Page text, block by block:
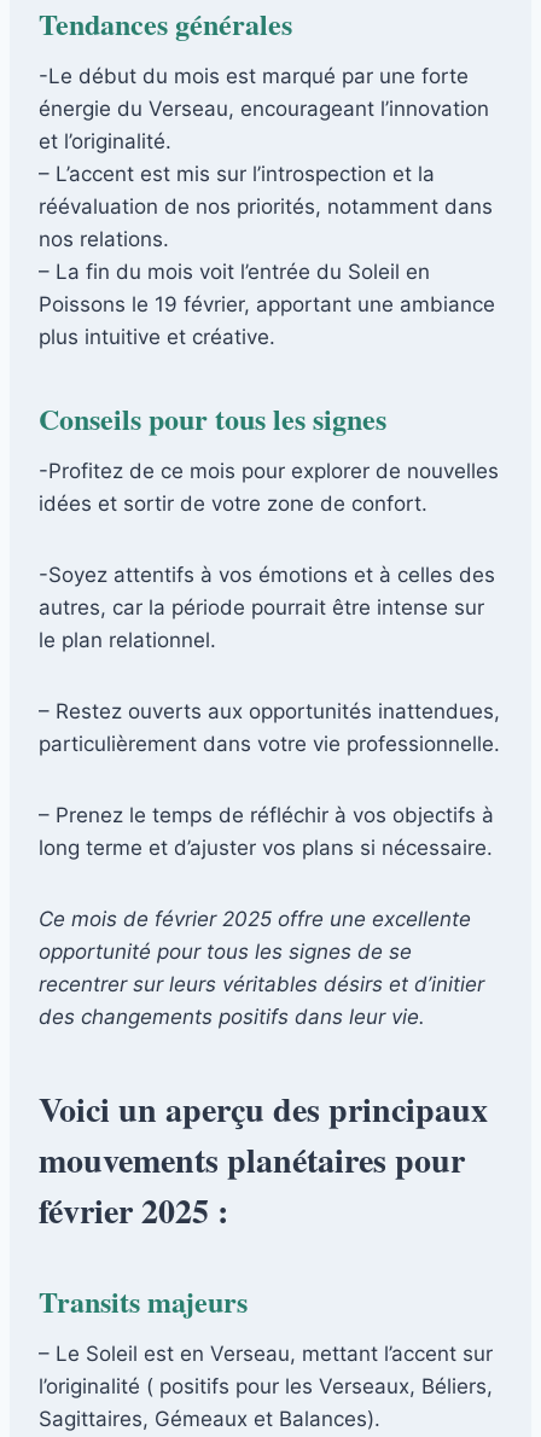
Tendances générales
-Le début du mois est marqué par une forte
énergie du Verseau, encourageant l’innovation
et l’originalité.
– L’accent est mis sur l’introspection et la
réévaluation de nos priorités, notamment dans
nos relations.
– La fin du mois voit l’entrée du Soleil en
Poissons le 19 février, apportant une ambiance
plus intuitive et créative.
Conseils pour tous les signes
-Profitez de ce mois pour explorer de nouvelles
idées et sortir de votre zone de confort.
-Soyez attentifs à vos émotions et à celles des
autres, car la période pourrait être intense sur
le plan relationnel.
– Restez ouverts aux opportunités inattendues,
particulièrement dans votre vie professionnelle.
– Prenez le temps de réfléchir à vos objectifs à
long terme et d’ajuster vos plans si nécessaire.
Ce mois de février 2025 offre une excellente
opportunité pour tous les signes de se
recentrer sur leurs véritables désirs et d’initier
des changements positifs dans leur vie.
Voici un aperçu des principaux
mouvements planétaires pour
février 2025 :
Transits majeurs
– Le Soleil est en Verseau, mettant l’accent sur
l’originalité ( positifs pour les Verseaux, Béliers,
Sagittaires, Gémeaux et Balances).